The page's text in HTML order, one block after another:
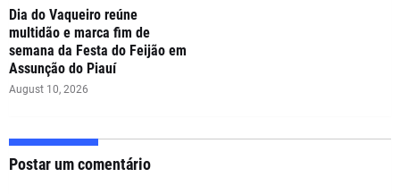
Dia do Vaqueiro reúne
multidão e marca fim de
semana da Festa do Feijão em
Assunção do Piauí
August 10, 2026
Postar um comentário